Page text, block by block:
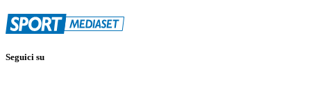
Seguici su